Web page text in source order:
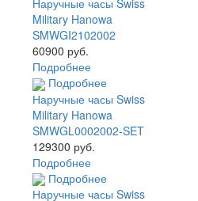
Наручные часы Swiss
Military Hanowa
SMWGI2102002
60900 руб.
Подробнее
Подробнее
Наручные часы Swiss
Military Hanowa
SMWGL0002002-SET
129300 руб.
Подробнее
Подробнее
Наручные часы Swiss